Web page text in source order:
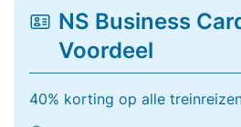
NS Business
Voordeel
40% korting op alle